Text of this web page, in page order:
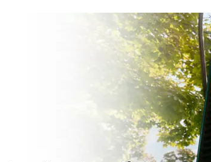
elettrica è gestito da Plenitude On The Road